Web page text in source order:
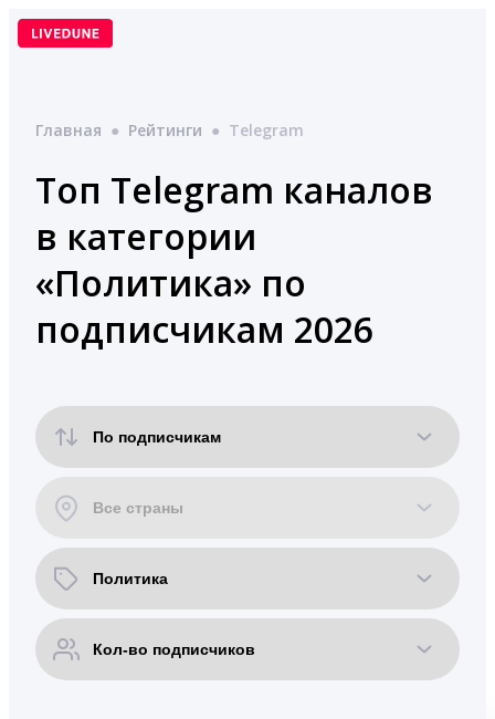
Перейти
Главная ● Рейтинги ● Telegram
Топ Telegram каналов
в категории
«Политика» по
подписчикам 2026